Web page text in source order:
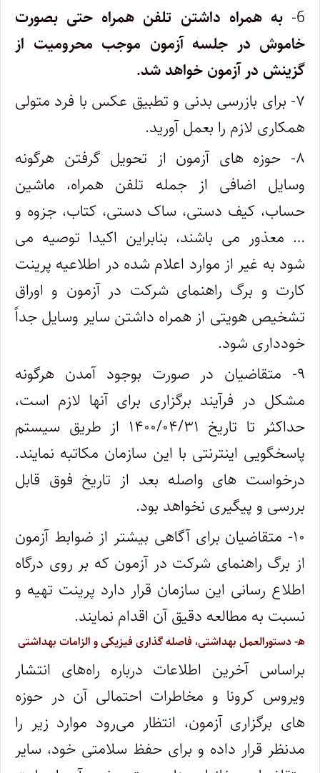
6- به همراه داشتن تلفن همراه حتی بصورت
خاموش در جلسه آزمون موجب محرومیت از
گزینش در آزمون خواهد شد.
۷- برای بازرسی بدنی و تطبیق عکس با فرد متولی
همکاری لازم را بعمل آورید.
۸- حوزه های آزمون از تحویل گرفتن هرگونه
وسایل اضافی از جمله تلفن همراه، ماشین
حساب، کیف دستی، ساک دستی، کتاب، جزوه و
… معذور می باشند، بنابراین اکیدا توصیه می
شود به غیر از موارد اعلام شده در اطلاعیه پرینت
کارت و برگ راهنمای شرکت در آزمون و اوراق
تشخیص هویتی از همراه داشتن سایر وسایل جداً
خودداری شود.
۹- متقاضیان در صورت بوجود آمدن هرگونه
مشکل در فرآیند برگزاری برای آنها لازم است،
حداکثر تا تاریخ ۱۴۰۰/۰۴/۳۱ از طریق سیستم
پاسخگویی اینترنتی با این سازمان مکاتبه نمایند.
درخواست های واصله بعد از تاریخ فوق قابل
بررسی و پیگیری نخواهد بود.
۱۰- متقاضیان برای آگاهی بیشتر از ضوابط آزمون
از برگ راهنمای شرکت در آزمون که بر روی درگاه
اطلاع رسانی این سازمان قرار دارد پرینت تهیه و
نسبت به مطالعه دقیق آن اقدام نمایند.
ه‍- دستورالعمل بهداشتی، فاصله گذاری فیزیکی و الزامات بهداشتی
براساس آخرین اطلاعات درباره راه‌های انتشار
ویروس کرونا و مخاطرات احتمالی آن در حوزه
های برگزاری آزمون، انتظار می‌رود موارد زیر را
مدنظر قرار داده و برای حفظ سلامتی خود، سایر